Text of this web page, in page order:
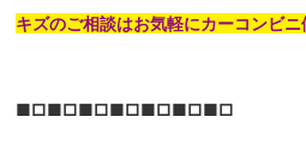
キズのご相談はお気軽にカーコンビ
■□■□■□■□■□■□■□